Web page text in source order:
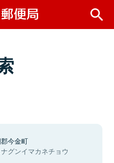
今金町
グンイマカネチョウ